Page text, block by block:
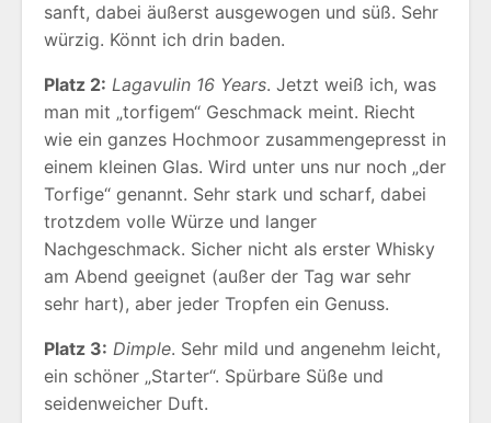
sanft, dabei äußerst ausgewogen und süß. Sehr
würzig. Könnt ich drin baden.
Platz 2: Lagavulin 16 Years. Jetzt weiß ich, was
man mit „torfigem“ Geschmack meint. Riecht
wie ein ganzes Hochmoor zusammengepresst in
einem kleinen Glas. Wird unter uns nur noch „der
Torfige“ genannt. Sehr stark und scharf, dabei
trotzdem volle Würze und langer
Nachgeschmack. Sicher nicht als erster Whisky
am Abend geeignet (außer der Tag war sehr
sehr hart), aber jeder Tropfen ein Genuss.
Platz 3: Dimple. Sehr mild und angenehm leicht,
ein schöner „Starter“. Spürbare Süße und
seidenweicher Duft.